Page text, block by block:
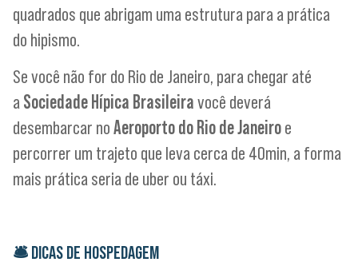
quadrados que abrigam uma estrutura para a prática
do hipismo.
Se você não for do Rio de Janeiro, para chegar até
a Sociedade Hípica Brasileiravocê deverá
desembarcar noAeroporto do Rio de Janeiroe
percorrer um trajeto que leva cerca de 40min, a forma
mais prática seria de uber ou táxi.
🛎DICAS DE HOSPEDAGEM